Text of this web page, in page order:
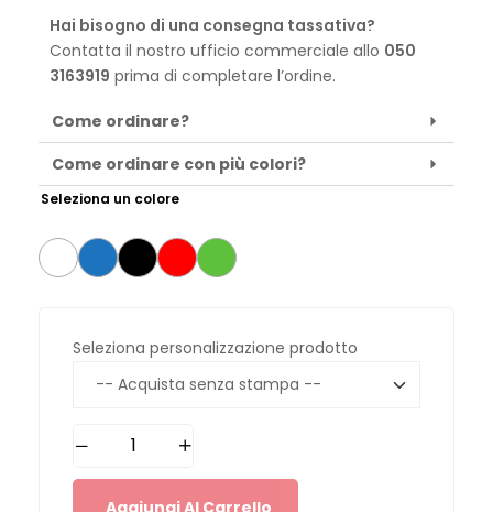
Hai bisogno di una consegna tassativa?
Contatta il nostro ufficio commerciale allo 050
3163919 prima di completare l’ordine.
Come ordinare?
Come ordinare con più colori?
Seleziona un colore
Seleziona personalizzazione prodotto
Aggiungi Al Carrello